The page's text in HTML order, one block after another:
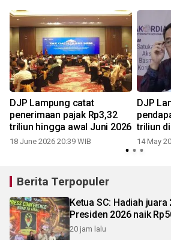
DJP Lampung catat
penerimaan pajak Rp3,32
triliun hingga awal Juni 2026
18 June 2026 20:39 WIB
DJP
triliun
14 May
Berita Terpopuler
Ketua SC: Hadiah juara
Presiden 2026 naik
20 jam lalu